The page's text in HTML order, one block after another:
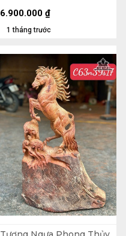
1 tháng trước
6.900.000 ₫